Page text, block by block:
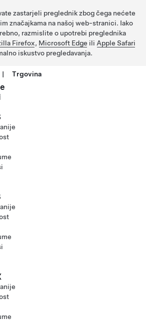
zastarjeli preglednik zbog čega nećete
značajkama na našoj web-stranici. Iako
razmislite o upotrebi preglednika
Firefox, Microsoft Edge ili Apple Safari
iskustvo pregledavanja.
| Trgovina